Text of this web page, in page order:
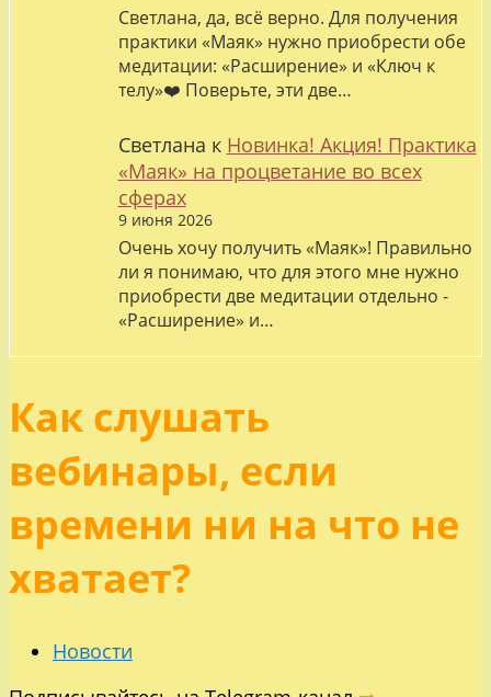
Светлана, да, всё верно. Для получения
практики «Маяк» нужно приобрести обе
медитации: «Расширение» и «Ключ к
телу»❤️ Поверьте, эти две…
Светлана к Новинка! Акция! Практика
«Маяк» на процветание во всех
сферах
9 июня 2026
Очень хочу получить «Маяк»! Правильно
ли я понимаю, что для этого мне нужно
приобрести две медитации отдельно -
«Расширение» и…
Как слушать
вебинары, если
времени ни на что не
хватает?
Новости